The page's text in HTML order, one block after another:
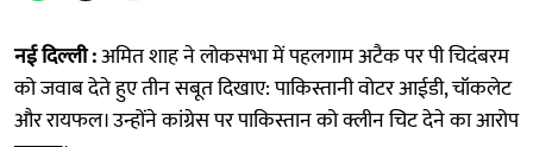
नई दिल्ली :अमित शाह ने लोकसभा में पहलगाम अटैक पर पी चिदंबरम
को जवाब देते हुए तीन सबूत दिखाए: पाकिस्तानी वोटर आईडी, चॉकलेट
और रायफल। उन्होंने कांग्रेस पर पाकिस्तान को क्लीन चिट देने का आरोप